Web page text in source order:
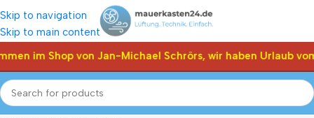
Skip to navigation
Skip to main content
im Shop von Jan-Michael Schrörs, wir haben Urlaub